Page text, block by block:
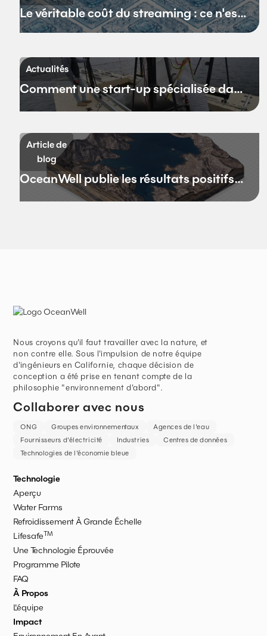
Le véritable coût du streaming : ce n'est
pas la bande passante
Actualités
Comment une start-up spécialisée dans
le dessalement en eaux profondes
l'approvisionnement en eau de la
Californie
Article de
blog
OceanWell publie les résultats positifs
de son projet pilote
Nous croyons qu'il faut travailler avec la nature, et
non contre elle. Sous l'impulsion de notre équipe
d'ingénieurs en Californie, chaque décision de
conception a été prise en tenant compte de la
philosophie "environnement d'abord".
Collaborer avec nous
ONG Groupes environnementaux
Agences de l'eau
Fournisseurs d'électricité
Industries
Centres de données
Technologies de l'économie bleue
Technologie
Aperçu
Water Farms
Refroidissement À Grande Échelle
LifesafeTM
Une Technologie Éprouvée
Programme Pilote
FAQ
À Propos
L'équipe
Impact